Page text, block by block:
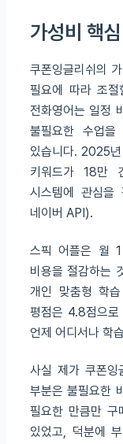
가성비 핵
쿠폰잉글리쉬의
필요에 따라 조
전화영어는 일정
불필요한 수업
있습니다. 2025년
키워드가 18만
시스템에 관심을
네이버 API).
스픽 어플은 월
비용을 절감하는
개인 맞춤형 학
평점은 4.8점으로
언제 어디서나 학
사실 제가 쿠폰
부분은 불필요한
필요한 만큼만 구
있었고, 덕분에